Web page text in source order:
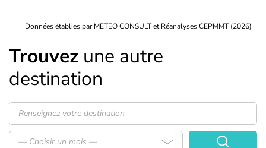
Données établies par METEO CONSULT et Réanalyses CEPMMT (2026)
Trouvez une autre
destination
— Choisir un mois —